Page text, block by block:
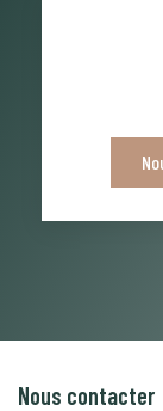
Nous contacter